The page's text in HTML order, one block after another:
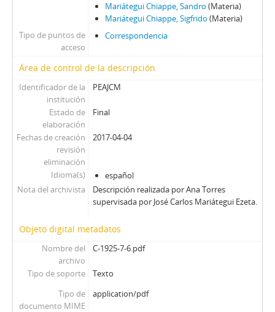
Mariátegui Chiappe, Sandro (Materia)
Mariátegui Chiappe, Sigfrido (Materia)
Tipo de puntos de
acceso
Correspondencia
Área de control de la descripción
Identificador de la
institución
PEAJCM
Estado de
elaboración
Final
Fechas de creación
revisión
eliminación
2017-04-04
Idioma(s)
español
Nota del archivista
Descripción realizada por Ana Torres
supervisada por José Carlos Mariátegui Ezeta.
Objeto digital metadatos
Nombre del
archivo
C-1925-7-6.pdf
Tipo de soporte
Texto
Tipo de
documento MIME
application/pdf